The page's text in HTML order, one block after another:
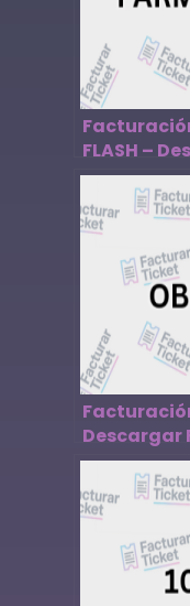
FLASH –
Descargar